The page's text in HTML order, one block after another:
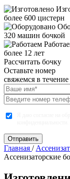
более 600 цистерн
320 машин бочкой
более 12 лет
Рассчитать бочку
Оставьте номер
свяжемся в
Главная /
Ассенизаторские